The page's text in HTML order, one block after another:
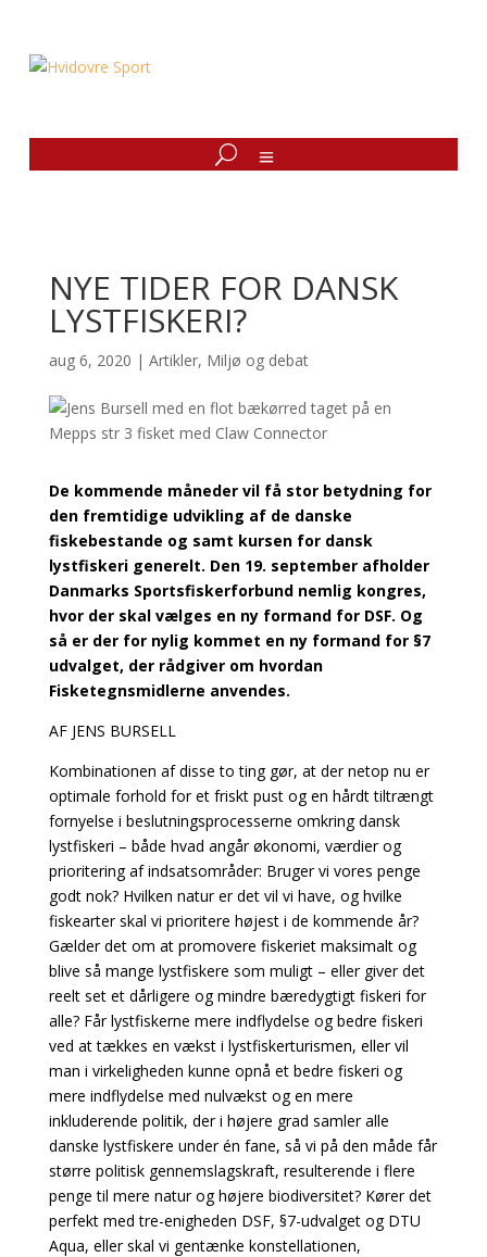
NYE TIDER FOR DANSK
LYSTFISKERI?
aug 6, 2020 | Artikler, Miljø og debat
De kommende måneder vil få stor betydning for
den fremtidige udvikling af de danske
fiskebestande og samt kursen for dansk
lystfiskeri generelt. Den 19. september afholder
Danmarks Sportsfiskerforbund nemlig kongres,
hvor der skal vælges en ny formand for DSF. Og
så er der for nylig kommet en ny formand for §7
udvalget, der rådgiver om hvordan
Fisketegnsmidlerne anvendes.
AF JENS BURSELL
Kombinationen af disse to ting gør, at der netop nu er
optimale forhold for et friskt pust og en hårdt tiltrængt
fornyelse i beslutningsprocesserne omkring dansk
lystfiskeri – både hvad angår økonomi, værdier og
prioritering af indsatsområder: Bruger vi vores penge
godt nok? Hvilken natur er det vil vi have, og hvilke
fiskearter skal vi prioritere højest i de kommende år?
Gælder det om at promovere fiskeriet maksimalt og
blive så mange lystfiskere som muligt – eller giver det
reelt set et dårligere og mindre bæredygtigt fiskeri for
alle? Får lystfiskerne mere indflydelse og bedre fiskeri
ved at tækkes en vækst i lystfiskerturismen, eller vil
man i virkeligheden kunne opnå et bedre fiskeri og
mere indflydelse med nulvækst og en mere
inkluderende politik, der i højere grad samler alle
danske lystfiskere under én fane, så vi på den måde får
større politisk gennemslagskraft, resulterende i flere
penge til mere natur og højere biodiversitet? Kører det
perfekt med tre-enigheden DSF, §7-udvalget og DTU
Aqua, eller skal vi gentænke konstellationen,